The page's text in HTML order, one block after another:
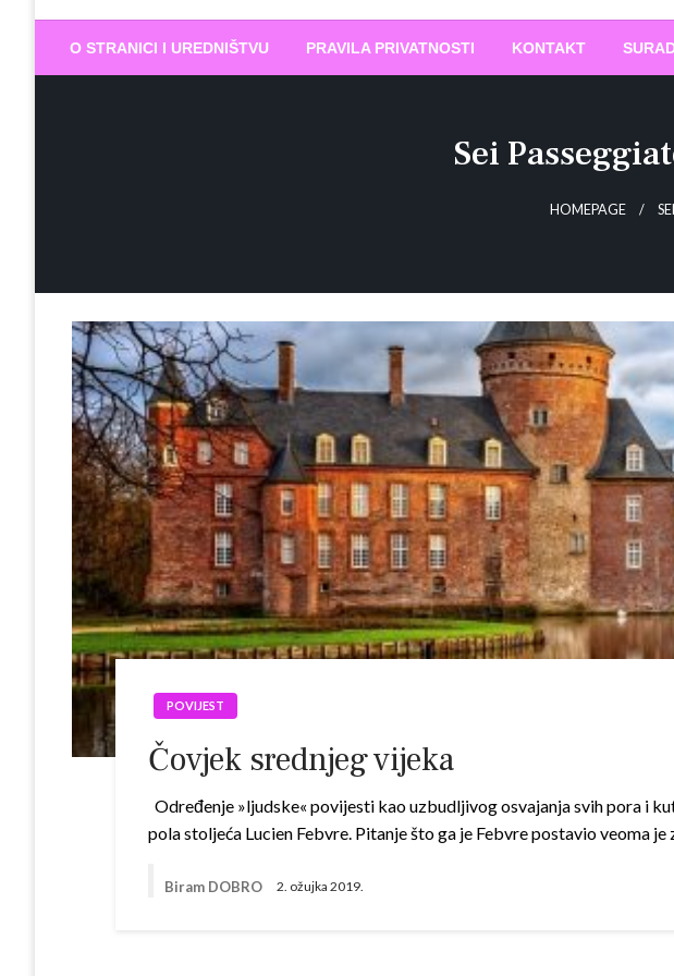
Biram DOBRO
O STRANICI I UREDNIŠTVU PRAVILA PRIVATNOSTI KONTAKT
Sei
HOMEPAGE
POVIJEST
Čovjek srednjeg vijeka
Određenje »ljudske« povijesti kao uzbudljivog osvajanja svih pora i
pola stoljeća Lucien Febvre. Pitanje što ga je Febvre postavio veoma
Biram DOBRO 2. ožujka 2019.